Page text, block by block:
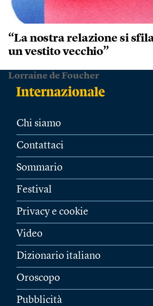
“La nostra relazione si
un vestito vecchio”
Lorraine de Foucher
Chi siamo
Contattaci
Sommario
Festival
Privacy e cookie
Video
Dizionario italiano
Oroscopo
Pubblicità